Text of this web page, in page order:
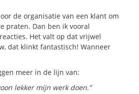
de organisatie van een klant om
praten. Dan ben ik vooral
Het valt op dat vrijwel
dat klinkt fantastisch! Wanneer
meer in de lijn van:
lekker mijn werk doen.”